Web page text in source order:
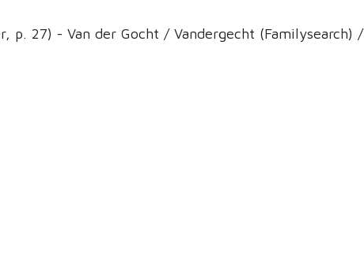
p. 27) - Van der Gocht / Vandergecht (Familysearch) /